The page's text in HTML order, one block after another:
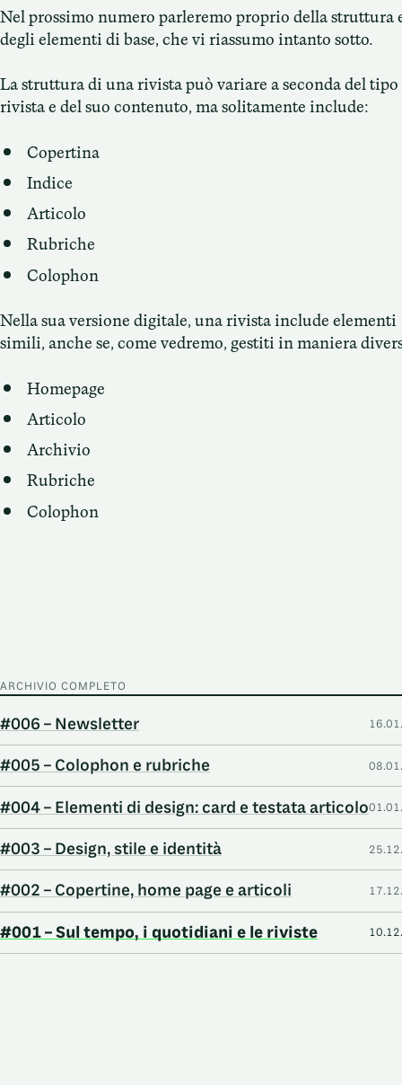
Nel prossimo numero parleremo proprio della struttura
degli elementi di base, che vi riassumo intanto sotto.
La struttura di una rivista può variare a seconda del
rivista e del suo contenuto, ma solitamente include:
Copertina
Indice
Articolo
Rubriche
Colophon
Nella sua versione digitale, una rivista include elementi
simili, anche se, come vedremo, gestiti in maniera
Homepage
Articolo
Archivio
Rubriche
Colophon
ARCHIVIO COMPLETO
#006 – Newsletter
#005 – Colophon e rubriche
#004 – Elementi di design: card e testata articolo
#003 – Design, stile e identità
#002 – Copertine, home page e articoli
#001 – Sul tempo, i quotidiani e le riviste